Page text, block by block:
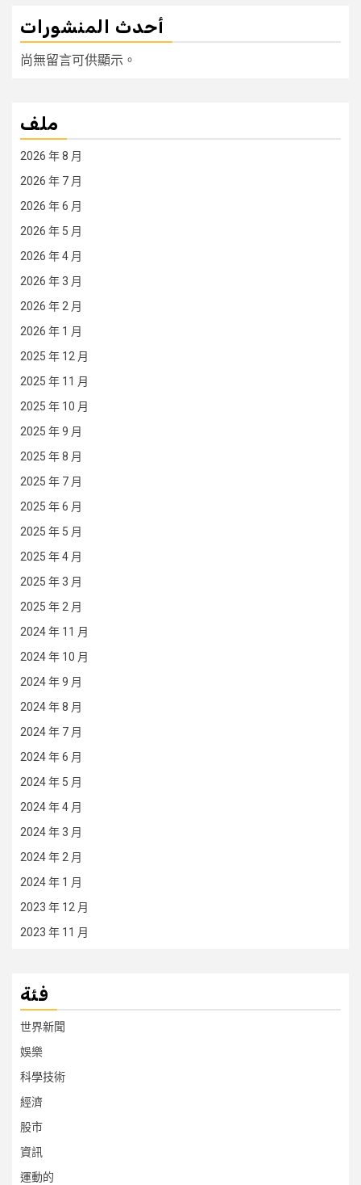
أحدث المنشورات
尚無留言可供顯示。
ملف
2026 年 8 月
2026 年 7 月
2026 年 6 月
2026 年 5 月
2026 年 4 月
2026 年 3 月
2026 年 2 月
2026 年 1 月
2025 年 12 月
2025 年 11 月
2025 年 10 月
2025 年 9 月
2025 年 8 月
2025 年 7 月
2025 年 6 月
2025 年 5 月
2025 年 4 月
2025 年 3 月
2025 年 2 月
2024 年 11 月
2024 年 10 月
2024 年 9 月
2024 年 8 月
2024 年 7 月
2024 年 6 月
2024 年 5 月
2024 年 4 月
2024 年 3 月
2024 年 2 月
2024 年 1 月
2023 年 12 月
2023 年 11 月
فئة
世界新聞
娛樂
科學技術
經濟
股市
資訊
運動的